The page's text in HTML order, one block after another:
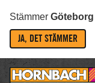
Stämmer Göteborg
JA, DET STÄMMER